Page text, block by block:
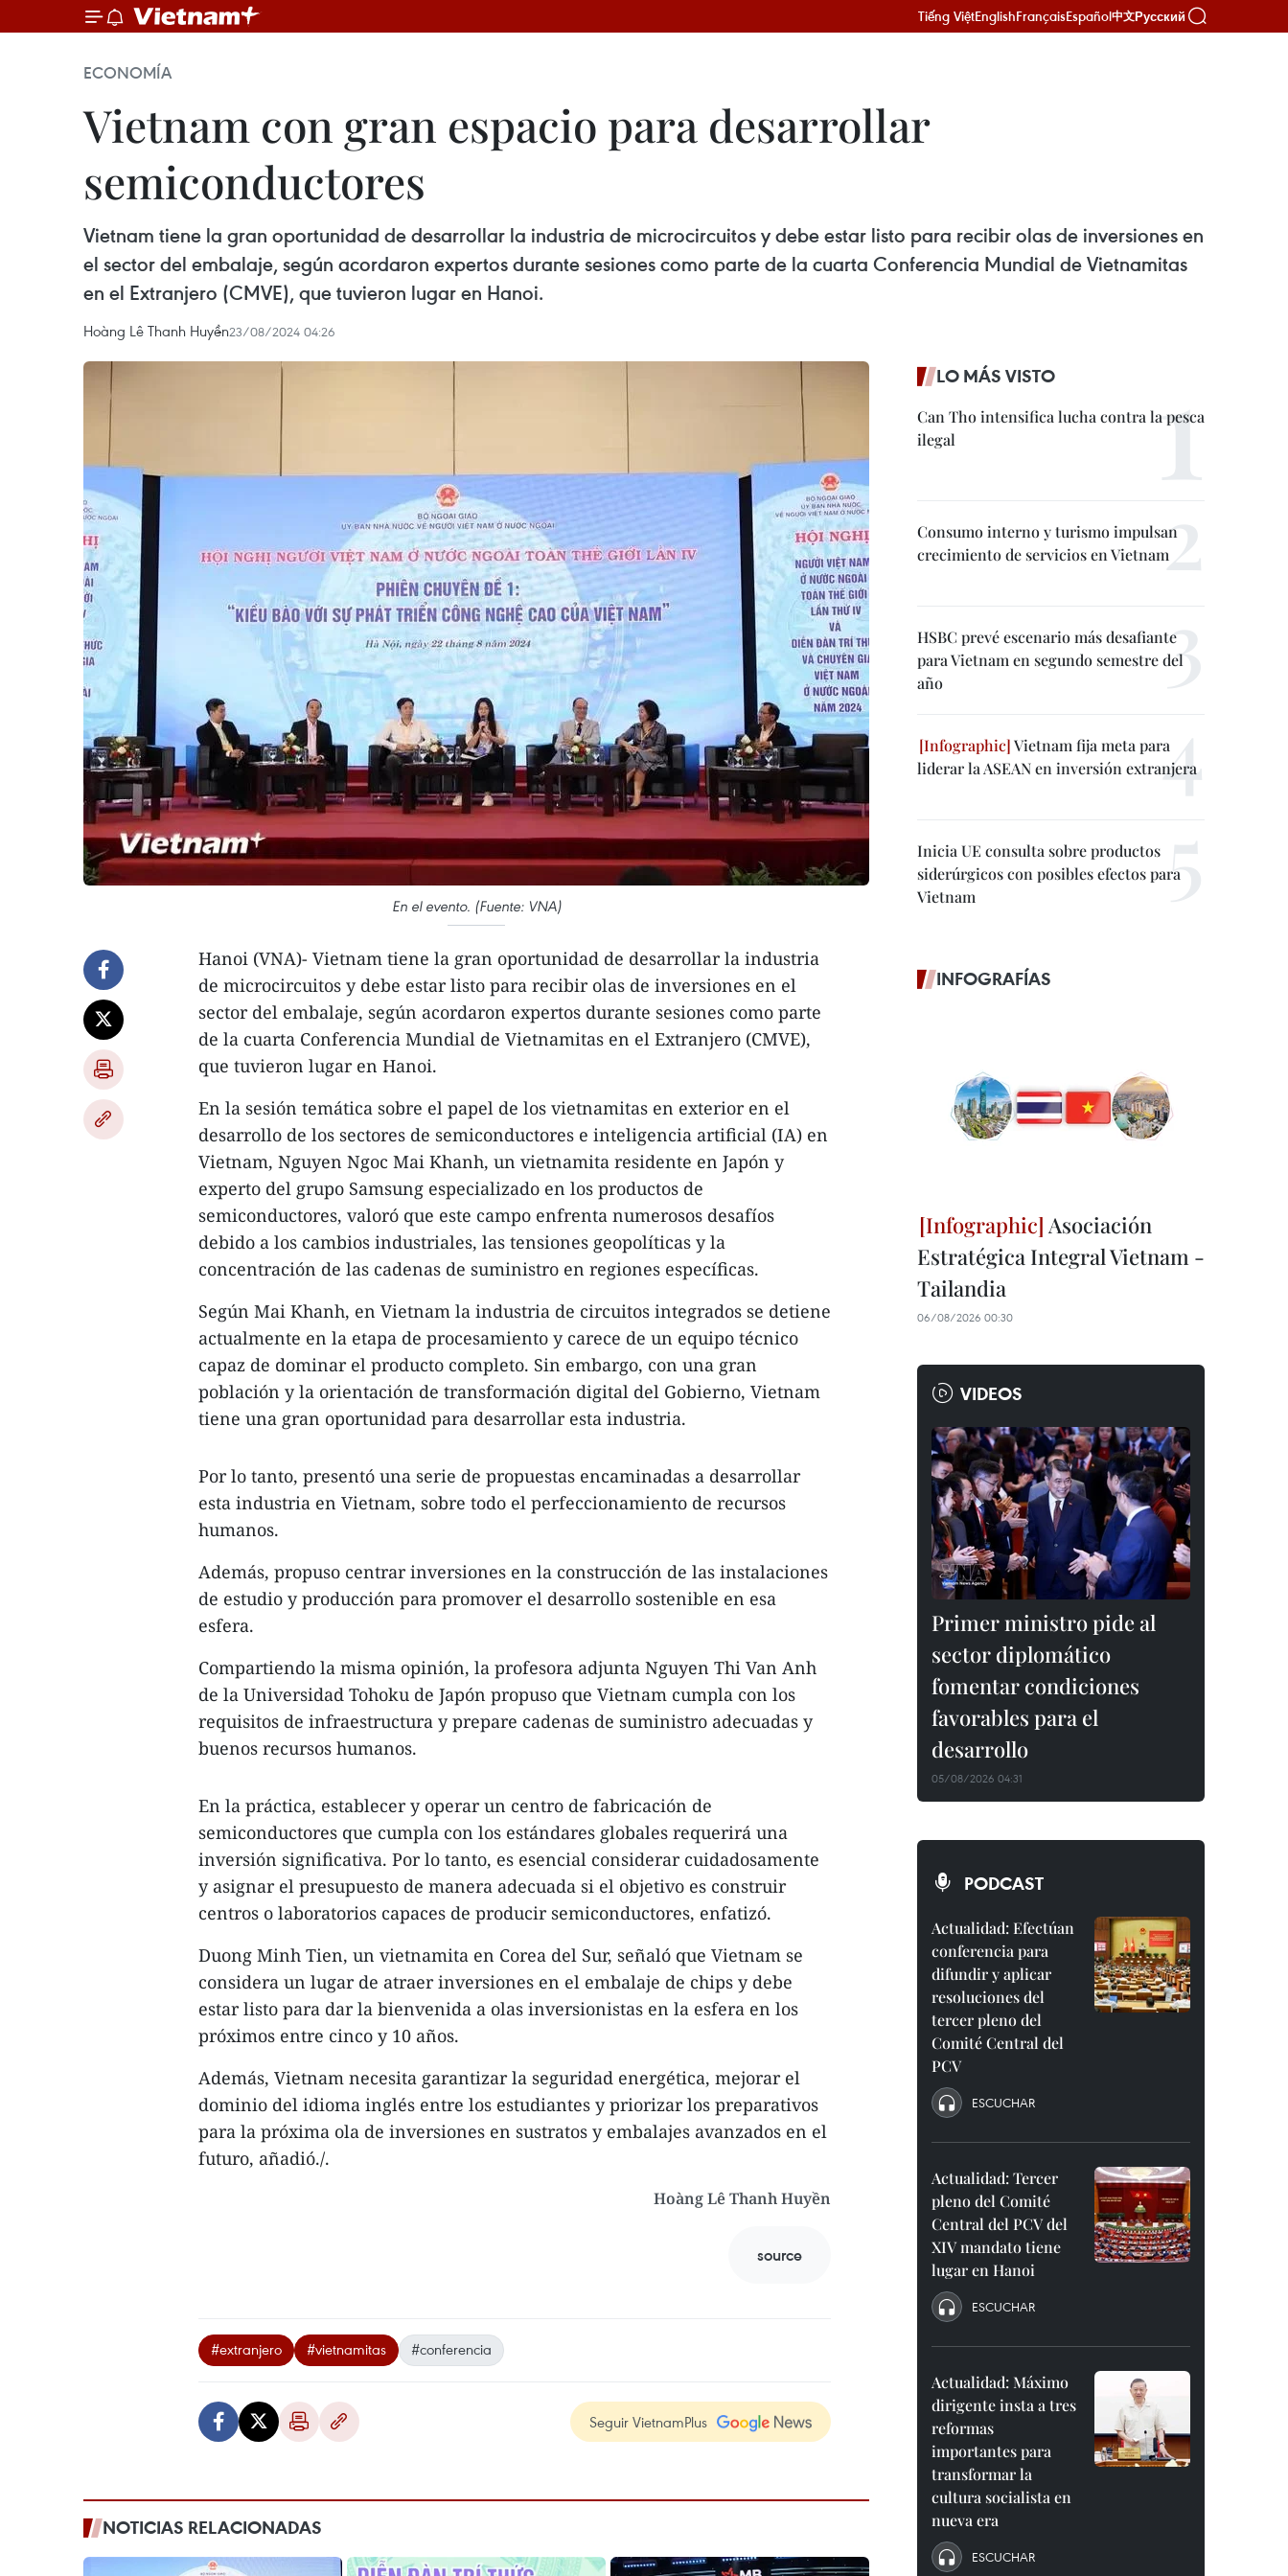
Tiếng ViệtEnglishFrançaisEspañol中文Русский
ECONOMÍA
Vietnam con gran espacio para desarrollar
semiconductores
Vietnam tiene la gran oportunidad de desarrollar la industria de microcircuitos y debe estar listo para recibir olas de inversiones en
el sector del embalaje, según acordaron expertos durante sesiones como parte de la cuarta Conferencia Mundial de Vietnamitas
en el Extranjero (CMVE), que tuvieron lugar en Hanoi.
Hoàng Lê Thanh Huyền23/08/2024 04:26
En el evento. (Fuente: VNA)
Hanoi (VNA)- Vietnam tiene la gran oportunidad de desarrollar la industria
de microcircuitos y debe estar listo para recibir olas de inversiones en el
sector del embalaje, según acordaron expertos durante sesiones como parte
de la cuarta Conferencia Mundial de Vietnamitas en el Extranjero (CMVE),
que tuvieron lugar en Hanoi.
En la sesión temática sobre el papel de los vietnamitas en exterior en el
desarrollo de los sectores de semiconductores e inteligencia artificial (IA) en
Vietnam, Nguyen Ngoc Mai Khanh, un vietnamita residente en Japón y
experto del grupo Samsung especializado en los productos de
semiconductores, valoró que este campo enfrenta numerosos desafíos
debido a los cambios industriales, las tensiones geopolíticas y la
concentración de las cadenas de suministro en regiones específicas.
Según Mai Khanh, en Vietnam la industria de circuitos integrados se detiene
actualmente en la etapa de procesamiento y carece de un equipo técnico
capaz de dominar el producto completo. Sin embargo, con una gran
población y la orientación de transformación digital del Gobierno, Vietnam
tiene una gran oportunidad para desarrollar esta industria.
Por lo tanto, presentó una serie de propuestas encaminadas a desarrollar
esta industria en Vietnam, sobre todo el perfeccionamiento de recursos
humanos.
Además, propuso centrar inversiones en la construcción de las instalaciones
de estudio y producción para promover el desarrollo sostenible en esa
esfera.
Compartiendo la misma opinión, la profesora adjunta Nguyen Thi Van Anh
de la Universidad Tohoku de Japón propuso que Vietnam cumpla con los
requisitos de infraestructura y prepare cadenas de suministro adecuadas y
buenos recursos humanos.
En la práctica, establecer y operar un centro de fabricación de
semiconductores que cumpla con los estándares globales requerirá una
inversión significativa. Por lo tanto, es esencial considerar cuidadosamente
y asignar el presupuesto de manera adecuada si el objetivo es construir
centros o laboratorios capaces de producir semiconductores, enfatizó.
Duong Minh Tien, un vietnamita en Corea del Sur, señaló que Vietnam se
considera un lugar de atraer inversiones en el embalaje de chips y debe
estar listo para dar la bienvenida a olas inversionistas en la esfera en los
próximos entre cinco y 10 años.
Además, Vietnam necesita garantizar la seguridad energética, mejorar el
dominio del idioma inglés entre los estudiantes y priorizar los preparativos
para la próxima ola de inversiones en sustratos y embalajes avanzados en el
futuro, añadió./.
Hoàng Lê Thanh Huyền
source
#extranjero #vietnamitas #conferencia
Seguir VietnamPlus
NOTICIAS RELACIONADAS
LO MÁS VISTO
Can Tho intensifica lucha contra la pesca
ilegal
Consumo interno y turismo impulsan
crecimiento de servicios en Vietnam
HSBC prevé escenario más desafiante
para Vietnam en segundo semestre del
año
Vietnam fija meta para
liderar la ASEAN en inversión extranjera
Inicia UE consulta sobre productos
siderúrgicos con posibles efectos para
Vietnam
INFOGRAFÍAS
Asociación
Estratégica Integral Vietnam -
Tailandia
06/08/2026 00:30
VIDEOS
Primer ministro pide al
sector diplomático
fomentar condiciones
favorables para el
desarrollo
05/08/2026 04:31
PODCAST
Actualidad: Efectúan
conferencia para
difundir y aplicar
resoluciones del
tercer pleno del
Comité Central del
PCV
ESCUCHAR
Actualidad: Tercer
pleno del Comité
Central del PCV del
XIV mandato tiene
lugar en Hanoi
ESCUCHAR
Actualidad: Máximo
dirigente insta a tres
reformas
importantes para
transformar la
cultura socialista en
nueva era
ESCUCHAR